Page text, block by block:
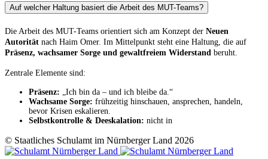
Auf welcher Haltung basiert die Arbeit des MUT-Teams?
Die Arbeit des MUT-Teams orientiert sich am Konzept der Neuen
Autorität nach Haim Omer. Im Mittelpunkt steht eine Haltung, die auf
Präsenz, wachsamer Sorge und gewaltfreiem Widerstand beruht.
Zentrale Elemente sind:
Präsenz: „Ich bin da – und ich bleibe da.“
Wachsame Sorge: frühzeitig hinschauen, ansprechen, handeln,
bevor Krisen eskalieren.
Selbstkontrolle & Deeskalation: nicht in
© Staatliches Schulamt im Nürnberger Land 2026